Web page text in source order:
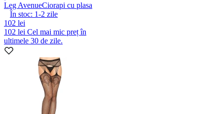
Leg AvenueCiorapi cu plasa
În stoc: 1-2 zile
102 lei
102 lei Cel mai mic preț în
ultimele 30 de zile.